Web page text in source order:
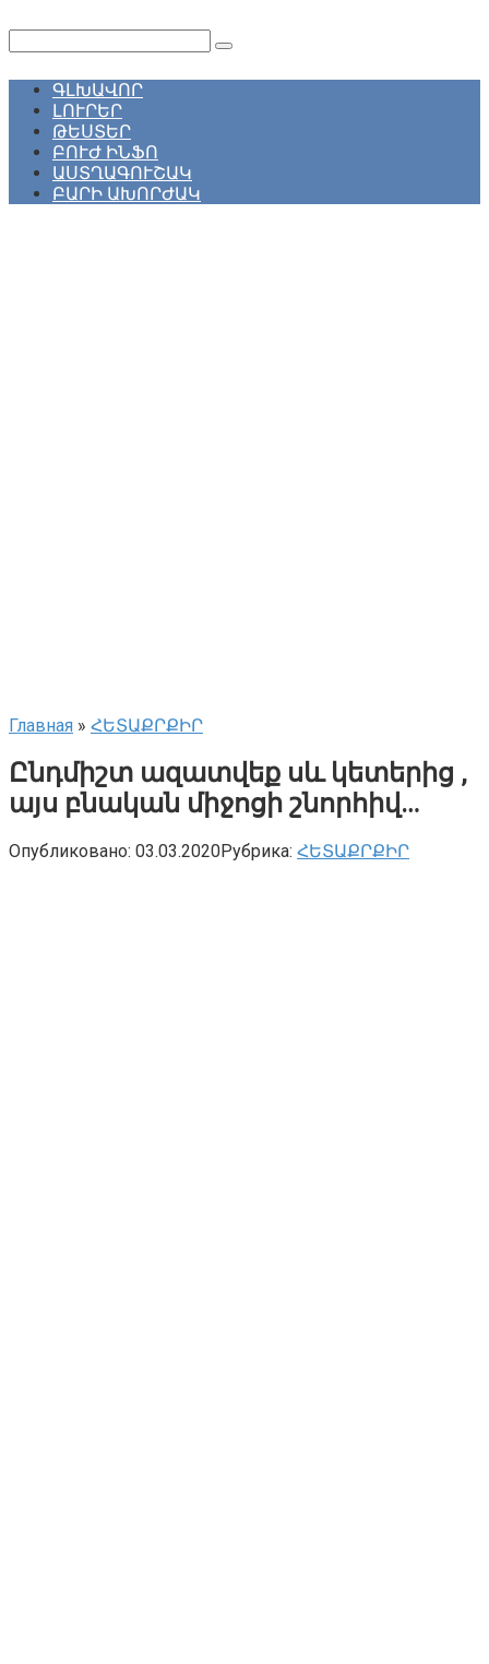
контенту
ԳԼԽԱՎՈՐ
ԼՈՒՐԵՐ
ԹԵՍՏԵՐ
ԲՈՒԺ ԻՆՖՈ
ԱՍՏՂԱԳՈՒՇԱԿ
ԲԱՐԻ ԱԽՈՐԺԱԿ
Главная » ՀԵՏԱՔՐՔԻՐ
Ընդմիշտ ազատվեք սև կետերից ,
այս բնական միջոցի շնորհիվ…
Опубликовано: 03.03.2020Рубрика: ՀԵՏԱՔՐՔԻՐ